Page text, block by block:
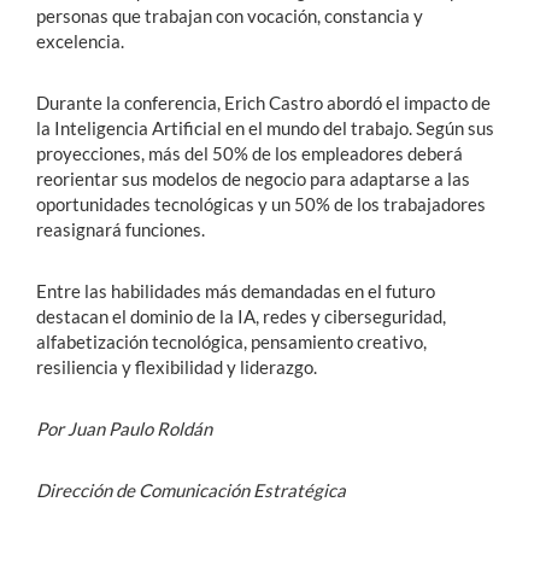
personas que trabajan con vocación, constancia y
excelencia.
Durante la conferencia, Erich Castro abordó el impacto de
la Inteligencia Artificial en el mundo del trabajo. Según sus
proyecciones, más del 50% de los empleadores deberá
reorientar sus modelos de negocio para adaptarse a las
oportunidades tecnológicas y un 50% de los trabajadores
reasignará funciones.
Entre las habilidades más demandadas en el futuro
destacan el dominio de la IA, redes y ciberseguridad,
alfabetización tecnológica, pensamiento creativo,
resiliencia y flexibilidad y liderazgo.
Por Juan Paulo Roldán
Dirección de Comunicación Estratégica